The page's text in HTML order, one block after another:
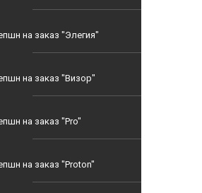
на заказ "Элегия"
на заказ "Визор"
на заказ "Pro"
на заказ "Proton"